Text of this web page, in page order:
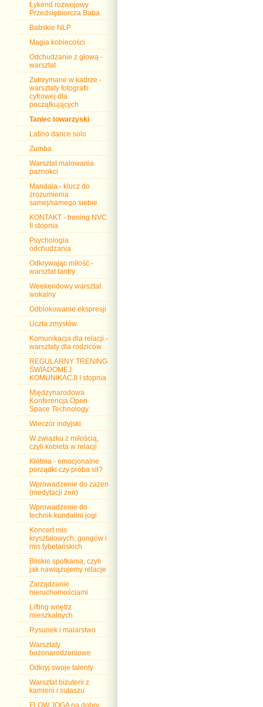
Łykend rozwojowy
Przedsiębiorcza Baba
Babskie NLP
Magia kobiecości
Odchudzanie z głową -
warsztat
Zatrzymane w kadrze -
warsztaty fotografii
cyfrowej dla
początkujących
Taniec towarzyski
Latino dance solo
Zumba
Warsztat malowania
paznokci
Mandala - klucz do
zrozumienia
samej/samego siebie
KONTAKT - trening NVC
II stopnia
Psychologia
odchudzania
Odkrywając miłość -
warsztat tantry
Weekendowy warsztat
wokalny
Odblokowanie ekspresji
Uczta zmysłów
Komunikacja dla relacji -
warsztaty dla rodziców
REGULARNY TRENING
ŚWIADOMEJ
KOMUNIKACJI I stopnia
Międzynarodowa
Konferencja Open
Space Technology
Wieczór indyjski
W związku z miłością,
czyli kobieta w relacji
Kłótnia - emocjonalne
porządki czy próba sił?
Wprowadzenie do zazen
(medytacji zen)
Wprowadzenie do
technik kundalini jogi
Koncert mis
kryształowych, gongów i
mis tybetańskich
Bliskie spotkania, czyli
jak nawiązujemy relacje
Zarządzanie
nieruchomościami
Lifting wnętrz
mieszkalnych
Rysunek i malarstwo
Warsztaty
bożonarodzeniowe
Odkryj swoje talenty
Warsztat biżuterii z
kamieni i sutaszu
FLOW JOGA na dobry